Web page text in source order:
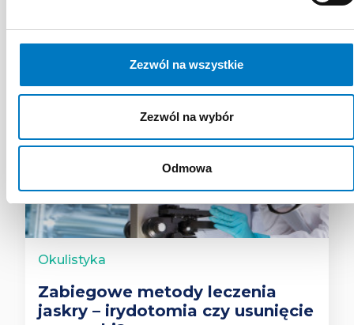
Zezwól na wszystkie
Zezwól na wybór
Odmowa
Okulistyka
Zabiegowe metody leczenia
jaskry – irydotomia czy usunięcie